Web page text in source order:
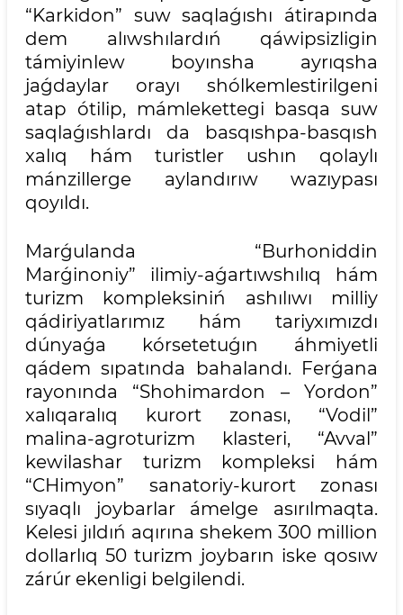
“Karkidon” suw saqlaǵıshı átirapında
dem alıwshılardıń qáwipsizligin
támiyinlew boyınsha ayrıqsha
jaǵdaylar orayı shólkemlestirilgeni
atap ótilip, mámlekettegi basqa suw
saqlaǵıshlardı da basqıshpa-basqısh
xalıq hám turistler ushın qolaylı
mánzillerge aylandırıw wazıypası
qoyıldı.
Marǵulanda “Burhoniddin
Marǵinoniy” ilimiy-aǵartıwshılıq hám
turizm kompleksiniń ashılıwı milliy
qádiriyatlarımız hám tariyxımızdı
dúnyaǵa kórsetetuǵın áhmiyetli
qádem sıpatında bahalandı. Ferǵana
rayonında “Shohimardon – Yordon”
xalıqaralıq kurort zonası, “Vodil”
malina-agroturizm klasteri, “Avval”
kewilashar turizm kompleksi hám
“CHimyon” sanatoriy-kurort zonası
sıyaqlı joybarlar ámelge asırılmaqta.
Kelesi jıldıń aqırına shekem 300 million
dollarlıq 50 turizm joybarın iske qosıw
zárúr ekenligi belgilendi.